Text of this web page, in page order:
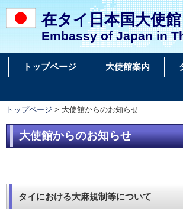
在タイ日本国大使館
Embassy of Japan in
トップページ 大使館案内
トップページ > 大使館からのお知らせ
大使館からのお知らせ
タイにおける大麻規制等について